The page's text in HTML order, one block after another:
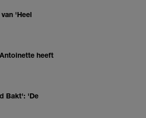
'Heel
heeft
Bakt': 'De